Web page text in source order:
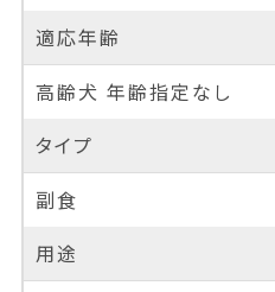
適応年齢
高齢犬 年齢指定なし
タイプ
副食
用途